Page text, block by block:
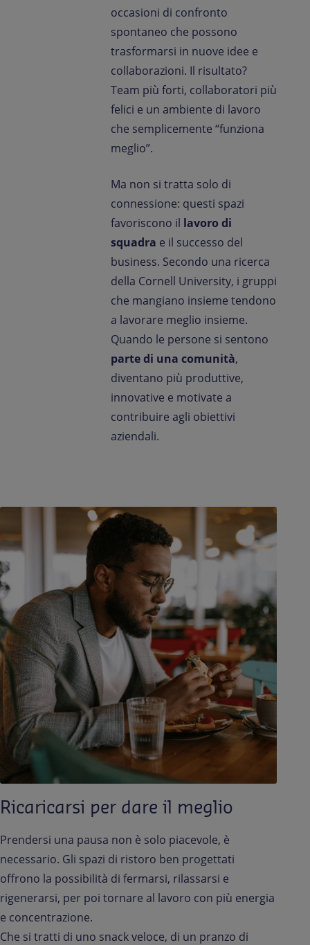
occasioni di confronto
spontaneo che possono
trasformarsi in nuove idee e
collaborazioni. Il risultato?
Team più forti, collaboratori più
felici e un ambiente di lavoro
che semplicemente “funziona
meglio”.
Ma non si tratta solo di
connessione: questi spazi
favoriscono il lavoro di
squadra e il successo del
business. Secondo una ricerca
della Cornell University, i gruppi
che mangiano insieme tendono
a lavorare meglio insieme.
Quando le persone si sentono
parte di una comunità,
diventano più produttive,
innovative e motivate a
contribuire agli obiettivi
aziendali.
Ricaricarsi per dare il meglio
Prendersi una pausa non è solo piacevole, è
necessario. Gli spazi di ristoro ben progettati
offrono la possibilità di fermarsi, rilassarsi e
rigenerarsi, per poi tornare al lavoro con più energia
e concentrazione.
Che si tratti di uno snack veloce, di un pranzo di